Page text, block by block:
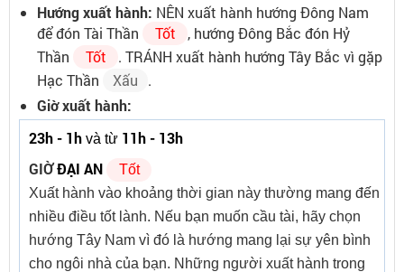
Hướng xuất hành: NÊN xuất hành hướng Đông Nam
để đón Tài Thần
Tốt
, hướng Đông Bắc đón Hỷ
Thần
Tốt
. TRÁNH xuất hành hướng Tây Bắc vì gặp
Hạc Thần
Xấu
.
Giờ xuất hành:
23h - 1h và từ 11h - 13h
GIỜĐẠI AN
Tốt
Xuất hành vào khoảng thời gian này thường mang đến
nhiều điều tốt lành. Nếu bạn muốn cầu tài, hãy chọn
hướng Tây Nam vì đó là hướng mang lại sự yên bình
cho ngôi nhà của bạn. Những người xuất hành trong